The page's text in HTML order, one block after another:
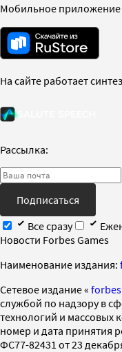
Мобильное приложение
На сайте работает
Рассылка:
Подписаться
Все сразу
Новости Forbes Games
Наименование издания:
Cетевое издание «
службой по надзору в
технологий и массовых
номер и дата принятия
ФС77-82431 от 23